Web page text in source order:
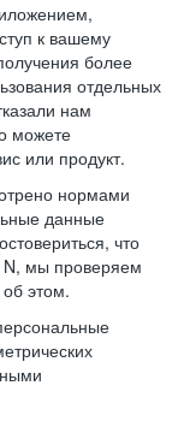
к вашему
более
отдельных
нам
можете
или продукт.
нормами
данные
что
N, мы проверяем
этом.